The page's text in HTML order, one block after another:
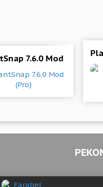
7.6.0 Mod (Pro)